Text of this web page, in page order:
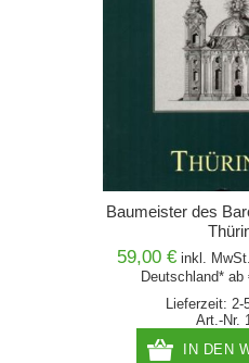
Baumeister des
59,00 € inkl.
Deutschland* ab
Lieferzeit: 2-
Art.-Nr.
IN DEN